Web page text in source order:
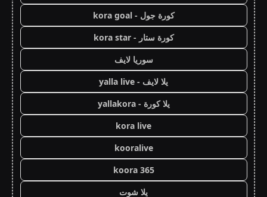
كورة جول - kora goal
كورة ستار - kora star
سوريا لايف
يلا لايف - yalla live
يلا كورة - yallakora
kora live
kooralive
koora 365
يلا شوت